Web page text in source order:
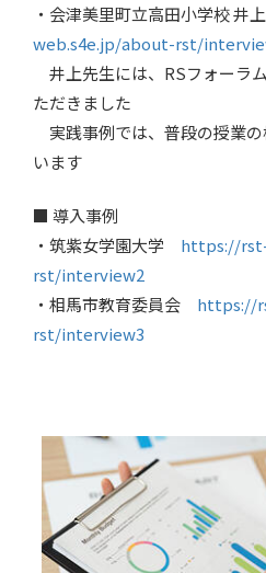
・会津美里町立高田小学校 井
web.s4e.jp/about-rst/
井上先生には、RSフォーラ
ただきました
実践事例では、普段の授業
います
■ 導入事例
・筑紫女学園大学 https://
rst/interview2
・相馬市教育委員会 https://
rst/interview3